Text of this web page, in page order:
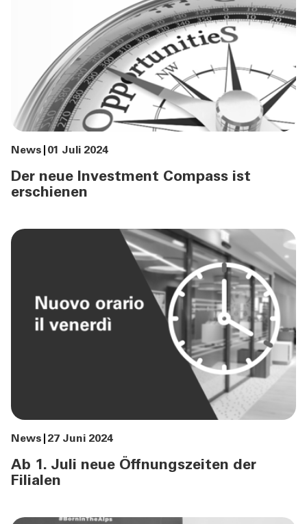
News 01 Juli 2024
Der neue Investment Compass ist
erschienen
News 27 Juni 2024
Ab 1. Juli neue Öffnungszeiten der
Filialen